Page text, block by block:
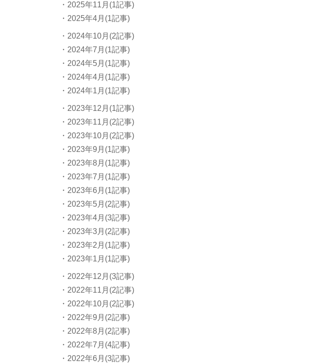
・2025年11月(1記事)
・2025年4月(1記事)
・2024年10月(2記事)
・2024年7月(1記事)
・2024年5月(1記事)
・2024年4月(1記事)
・2024年1月(1記事)
・2023年12月(1記事)
・2023年11月(2記事)
・2023年10月(2記事)
・2023年9月(1記事)
・2023年8月(1記事)
・2023年7月(1記事)
・2023年6月(1記事)
・2023年5月(2記事)
・2023年4月(3記事)
・2023年3月(2記事)
・2023年2月(1記事)
・2023年1月(1記事)
・2022年12月(3記事)
・2022年11月(2記事)
・2022年10月(2記事)
・2022年9月(2記事)
・2022年8月(2記事)
・2022年7月(4記事)
・2022年6月(3記事)